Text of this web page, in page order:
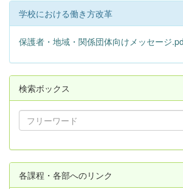
学校における働き方改革
保護者・地域・関係団体向けメッセージ
検索ボックス
各課程・各部へのリンク